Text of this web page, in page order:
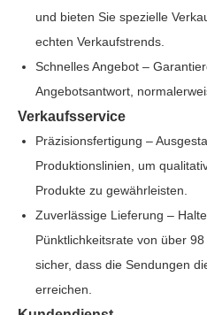
und bieten Sie spezielle
echten Verkaufstrends.
Schnelles Angebot –
Angebotsantwort,
Verkaufsservice
Präzisionsfertigung –
Produktionslinien, um
Produkte zu gewährleisten.
Zuverlässige Lieferung –
Pünktlichkeitsrate von über
sicher, dass die Sendungen
erreichen.